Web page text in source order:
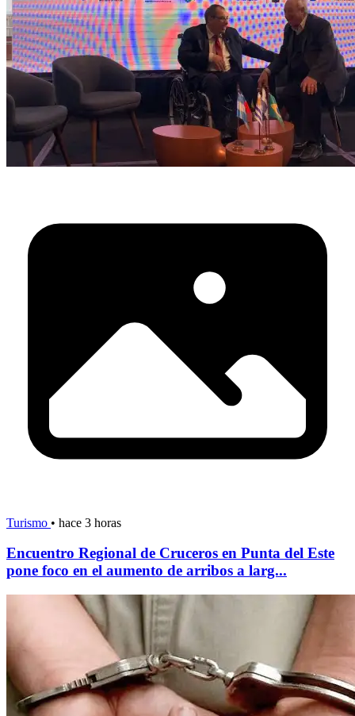
Turismo • hace 3 horas
Encuentro Regional de Cruceros en Punta del Este
pone foco en el aumento de arribos a larg...